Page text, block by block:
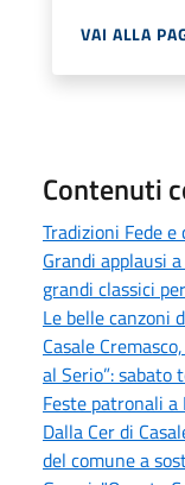
VAI ALLA
Contenuti
Tradizioni Fede
Grandi applausi
grandi classici
Le belle canzoni
Casale
al Serio”: sabato
Feste patronali a
Dalla Cer di
del comune a